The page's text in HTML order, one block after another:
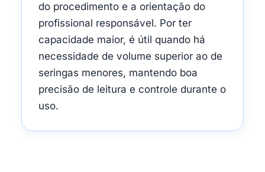
do procedimento e a orientação do
profissional responsável. Por ter
capacidade maior, é útil quando há
necessidade de volume superior ao de
seringas menores, mantendo boa
precisão de leitura e controle durante o
uso.